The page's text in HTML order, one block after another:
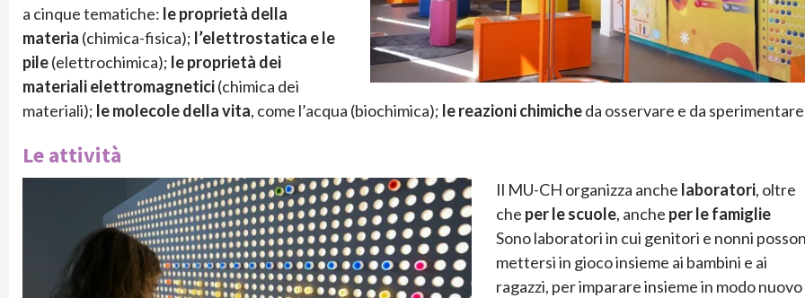
a cinque tematiche: le proprietà della
materia (chimica-fisica); l’elettrostatica e le
pile(elettrochimica); le proprietà dei
materiali elettromagnetici(chimica dei
materiali); le molecole della vita, come l’acqua (biochimica); le reazioni chimicheda osservare e da
Le attività
Il MU-CH organizza anche laboratori, oltre
che per le scuole, anche per le famiglie
Sono laboratori in cui genitori e nonni
mettersi in gioco insieme ai bambini e ai
ragazzi, per imparare insieme in modo nuovo